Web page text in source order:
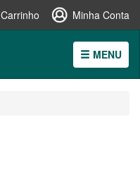
Carrinho Minha Conta
MENU